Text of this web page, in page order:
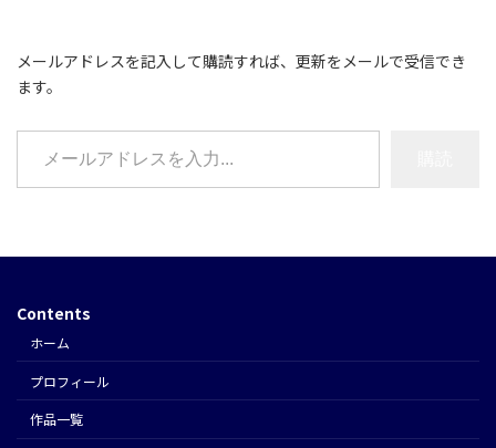
メールアドレスを記入して購読すれば、更新をメールで受信でき
ます。
メールアドレスを入力...
Contents
ホーム
プロフィール
作品一覧